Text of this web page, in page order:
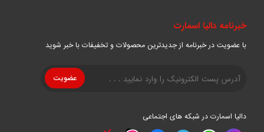
خبرنامه دالیا اسمارت
با عضویت در خبرنامه از جدیدترین محصولات و تخفیفات با خبر شوید
دالیا اسمارت در شبکه های اجتماعی